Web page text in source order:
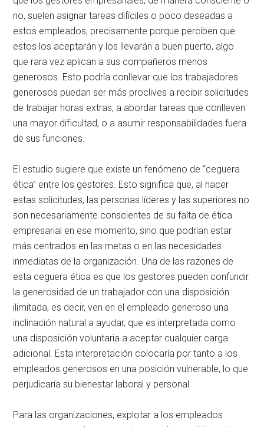
no, suelen asignar tareas difíciles o poco deseadas a
estos empleados, precisamente porque perciben que
estos los aceptarán y los llevarán a buen puerto, algo
que rara vez aplican a sus compañeros menos
generosos. Esto podría conllevar que los trabajadores
generosos puedan ser más proclives a recibir solicitudes
de trabajar horas extras, a abordar tareas que conlleven
una mayor dificultad, o a asumir responsabilidades fuera
de sus funciones.
El estudio sugiere que existe un fenómeno de “ceguera
ética” entre los gestores. Esto significa que, al hacer
estas solicitudes, las personas líderes y las superiores no
son necesariamente conscientes de su falta de ética
empresarial en ese momento, sino que podrían estar
más centrados en las metas o en las necesidades
inmediatas de la organización. Una de las razones de
esta ceguera ética es que los gestores pueden confundir
la generosidad de un trabajador con una disposición
ilimitada, es decir, ven en el empleado generoso una
inclinación natural a ayudar, que es interpretada como
una disposición voluntaria a aceptar cualquier carga
adicional. Esta interpretación colocaría por tanto a los
empleados generosos en una posición vulnerable, lo que
perjudicaría su bienestar laboral y personal.
Para las organizaciones, explotar a los empleados